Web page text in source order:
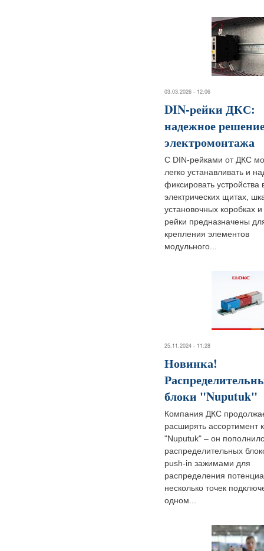
03.03.2026 - 12:06
DIN-рейки ДКС:
надежное
электромонтажа
С DIN-рейками от ДКС
легко устанавливать и
фиксировать устройства
электрических щитах,
установочных коробках и
рейки предназначены
крепления элементов
модульного...
25.11.2024 - 11:28
Новинка!
блоки "Nuputuk"
Компания ДКС
расширять ассортимент
"Nuputuk" – он
распределительных
push-in зажимами для
распределения
несколько точек
одном...